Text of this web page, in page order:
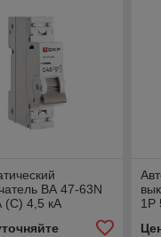
ВА 47-63N
(C) 4,5 кА
1P